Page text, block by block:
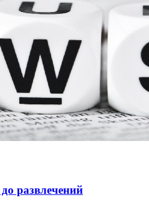
развлечений